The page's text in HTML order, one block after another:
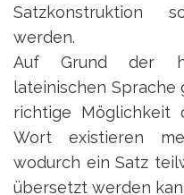
Satzkonstruktion
werden.
Auf Grund der
lateinischen
richtige Möglichkeit
Wort existieren
wodurch ein Satz
übersetzt werden